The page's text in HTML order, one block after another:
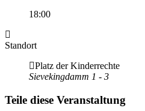
18:00
Standort
Platz der Kinderrechte
Sievekingdamm 1 - 3
Teile diese Veranstaltung